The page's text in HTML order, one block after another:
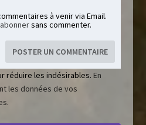
à venir via Email.
sans commenter.
réduire les indésirables. En
les données de vos
.